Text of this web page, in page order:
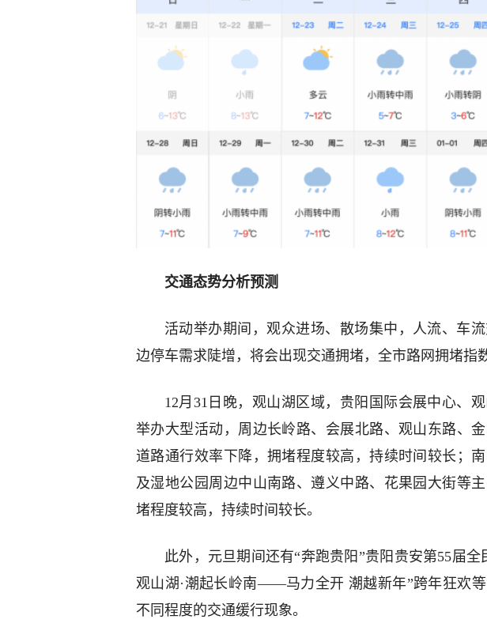
交通态势分析预测
活动举办期间，观众进场、散场集中，人流、车
边停车需求陡增，将会出现交通拥堵，全市路网拥堵指
12月31日晚，观山湖区域，贵阳国际会展中心、
举办大型活动，周边长岭路、会展北路、观山东路、
道路通行效率下降，拥堵程度较高，持续时间较长；
及湿地公园周边中山南路、遵义中路、花果园大街等
堵程度较高，持续时间较长。
此外，元旦期间还有“奔跑贵阳”贵阳贵安第55届
观山湖·潮起长岭南——马力全开 潮越新年”跨年狂欢
不同程度的交通缓行现象。